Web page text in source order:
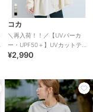
コカ
＼再入荷！！／【UVパーカ
ー・UPF50＋】UVカットティ
アードパーカー 全4色
¥2,990